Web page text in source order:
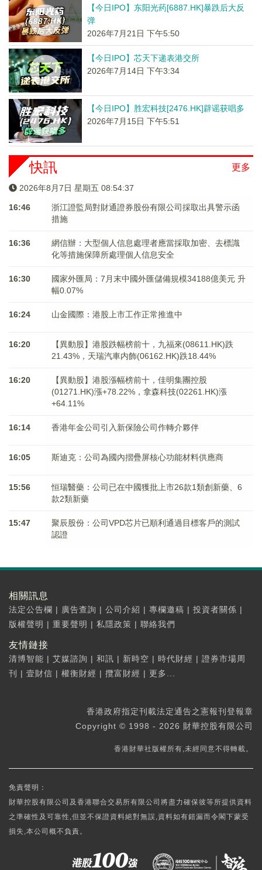
【今日IPO】东阳光药[6887.HK]暴跌后大反
弹
2026年7月21日 下午5:50
【今日IPO】芯天下递表港交所
2026年7月14日 下午3:34
【今日IPO】胜宏科技[2476.HK]辟谣获唱多
2026年7月15日 下午5:51
更多
快訊
2026年8月7日 星期五 08:54:37
16:46
浙江證監局對財通證券股份有限公司採取出具警示函
措施
16:36
網信辦：大型個人信息處理者應當採取加密、去標識
化等措施保障所處理個人信息安全
16:30
國家外匯局：7月末中國外匯儲備規模34188億美元 升
幅0.07%
16:24 山金國際：港股上市工作正常推進中
16:20
【異動股】港股跌幅榜前十，九福來(08611.HK)跌
21.43%，天瑞汽車内飾(06162.HK)跌18.44%
16:20
【異動股】港股漲幅榜前十，佳明集團控股
(01271.HK)漲+78.22%，拿森科技(02261.HK)漲
+64.11%
16:14 香港年金公司引入新保險公司作轉介夥伴
16:05 斯迪克：公司為國內摺疊屏核心功能材料供應商
15:56
恒瑞醫藥：公司已在中國獲批上市26款1類創新藥、6
款2類新藥
15:47
聚辰股份：公司VPD芯片已順利通過目標客戶的測試
認證
相關訊息
法定公告欄 | 廣告查詢 | 公司介紹 | 專欄邀稿 | 投資者關係 |
版權聲明 | 重要聲明 | 私隱政策 | 聯絡我們
友情鏈接
清博智能 | 艾媒諮詢 | 和訊 | 新時空 | 時代財經 | 證券市場周
刊
| 壹財信 | 權衡財經 | 攬富財經 | 更多...
香港政府指定刊載法定通告之憲報刊登報章
Copyright © 1998 - 2026 財華控股有限公司
香港財華社版權所有,未經同意不得轉載。
免責聲明：
財華控股有限公司及香港聯合交易所有限公司將盡力確保彼等所提供資料
之準確性及可靠性,但並不保證資料絕對無誤,資料如有錯漏而令閣下蒙受
損失,本公司概不負責。